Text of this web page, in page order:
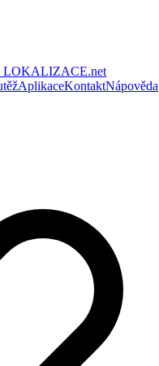
LOKALIZACE.net
AplikaceKontaktNápověda